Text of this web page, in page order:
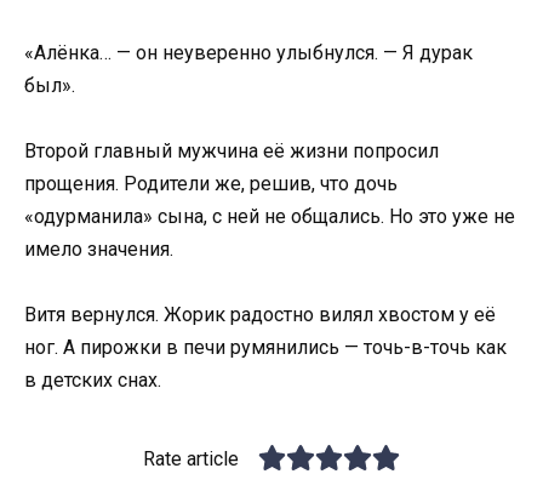
«Алёнка… — он неуверенно улыбнулся. — Я дурак
был».
Второй главный мужчина её жизни попросил
прощения. Родители же, решив, что дочь
«одурманила» сына, с ней не общались. Но это уже не
имело значения.
Витя вернулся. Жорик радостно вилял хвостом у её
ног. А пирожки в печи румянились — точь-в-точь как
в детских снах.
Rate article